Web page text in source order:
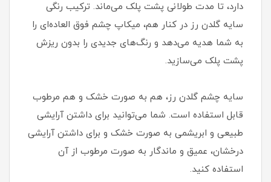
دارد، تا مدت طولانی پشت پلک می‌ماند. ترکیب رنگی
سایه گلدن رز در کنار هم، میکاپ چشم فوق العاده‌ای را
به شما هدیه می‌دهد و رنگ‌های جدیدی را بدون ریزش
پشت پلک می‌سازید.
سایه چشم گلدن رز، هم به صورت خشک و هم مرطوب
قابل استفاده است. شما می‌توانید برای داشتن آرایشی
طبیعی و ابریشمی به صورت خشک و برای داشتن آرایشی
درخشان، عمیق و ماندگار به صورت مرطوب از آن
استفاده کنید.